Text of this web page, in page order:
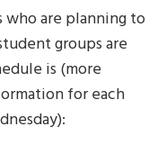
are planning to
groups are
is (more
for each